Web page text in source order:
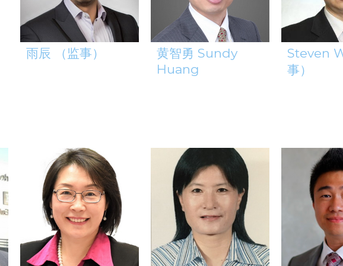
雨辰 （监事）
黄智勇 Sundy
Huang
Steven
事）